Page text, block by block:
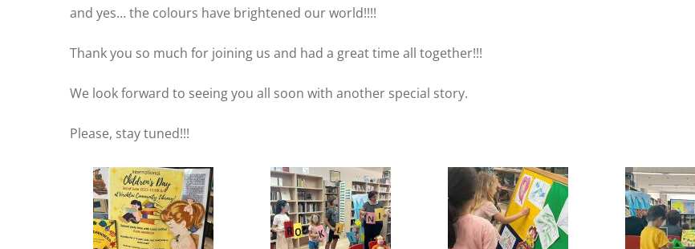
and yes… the colours have brightened our world!!!!
Thank you so much for joining us and had a great time all together!!!
We look forward to seeing you all soon with another special story.
Please, stay tuned!!!